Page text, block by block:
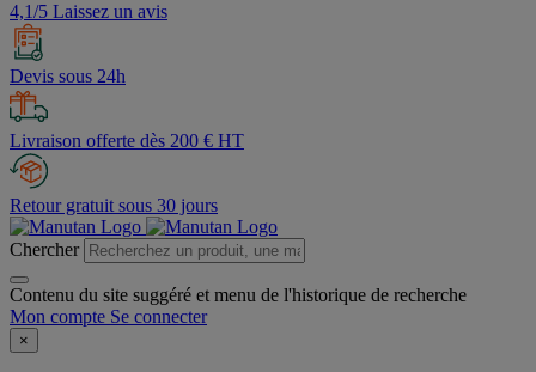
4,1/5 Laissez un avis
Devis sous 24h
Livraison offerte dès 200 € HT
Retour gratuit sous 30 jours
Chercher
Contenu du site suggéré et menu de l'historique de recherche
Mon compte Se connecter
×